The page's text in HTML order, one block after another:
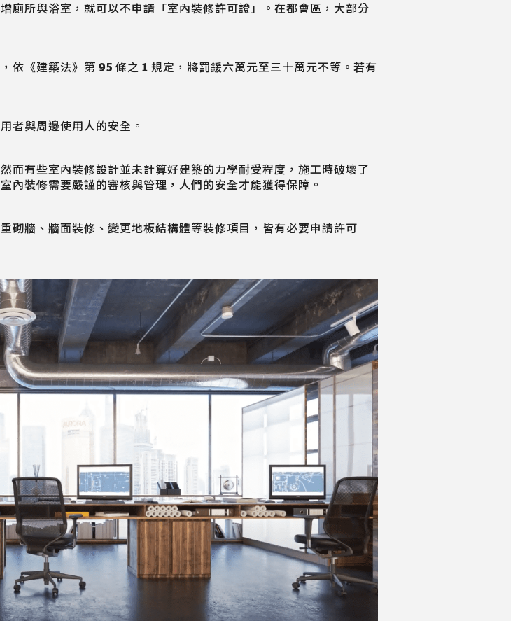
廁所與浴室，就可以不申請「室內裝修許可證」。在都會區，大部分
依《建築法》第 95 條之 1 規定，將罰鍰六萬元至三十萬元不等。若有
者與周邊使用人的安全。
而有些室內裝修設計並未計算好建築的力學耐受程度，施工時破壞了
內裝修需要嚴謹的審核與管理，人們的安全才能獲得保障。
砌牆、牆面裝修、變更地板結構體等裝修項目，皆有必要申請許可